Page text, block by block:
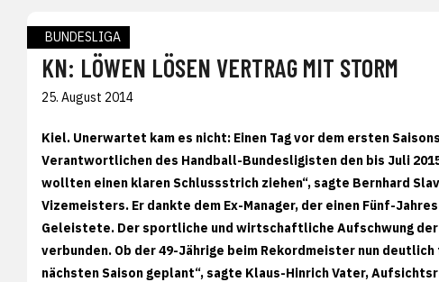
BUNDESLIGA
KN: LÖWEN LÖSEN VERTRAG MIT STORM
25. August 2014
Kiel. Unerwartet kam es nicht: Einen Tag vor dem ersten
Verantwortlichen des Handball-Bundesligisten den bis Juli
wollten einen klaren Schlussstrich ziehen“, sagte Bernhard
Vizemeisters. Er dankte dem Ex-Manager, der einen Fünf-
Geleistete. Der sportliche und wirtschaftliche Aufschwung
verbunden. Ob der 49-Jährige beim Rekordmeister nun
nächsten Saison geplant“, sagte Klaus-Hinrich Vater,